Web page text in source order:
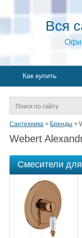
Вся
Как купить
Сантехника > Бренды >
Webert
Смесители